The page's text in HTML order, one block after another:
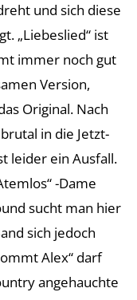
und sich diese
„Liebeslied“ ist
immer noch gut
Version,
Original. Nach
in die Jetzt-
leider ein Ausfall.
-Dame
sucht man hier
sich jedoch
Alex“ darf
angehauchte